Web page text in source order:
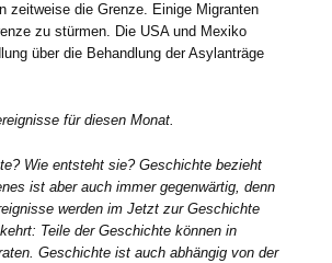
zeitweise die Grenze. Einige Migranten
zu stürmen. Die USA und Mexiko
über die Behandlung der Asylanträge
für diesen Monat.
Wie entsteht sie? Geschichte bezieht
ist aber auch immer gegenwärtig, denn
werden im Jetzt zur Geschichte
Teile der Geschichte können in
Geschichte ist auch abhängig von der